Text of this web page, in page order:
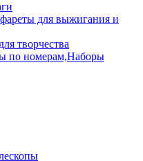
для выжигания и
творчества
по номерам,Наборы